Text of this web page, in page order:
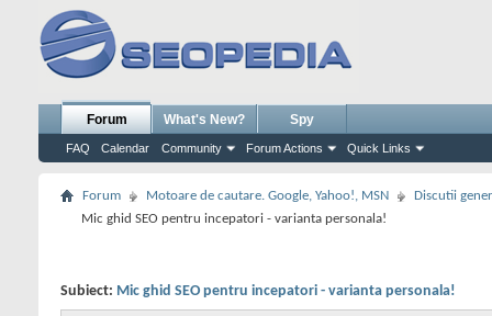
Forum
FAQ Calendar Community Forum Actions Quick Links
What's New? Spy
Forum Motoare de cautare. Google, Yahoo!, MSN
Discutii
Mic ghid SEO pentru incepatori - varianta personala!
Subiect: Mic ghid SEO pentru incepatori - varianta personala!